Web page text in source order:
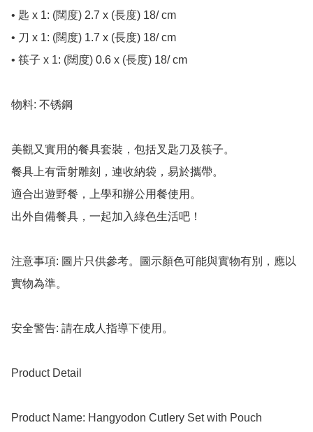
• 匙 x 1: (闊度) 2.7 x (長度) 18/ cm
• 刀 x 1: (闊度) 1.7 x (長度) 18/ cm
• 筷子 x 1: (闊度) 0.6 x (長度) 18/ cm
物料: 不锈鋼
美觀又實用的餐具套裝，包括叉匙刀及筷子。
餐具上有雷射雕刻，連收納袋，易於攜帶。
適合出遊野餐，上學和辦公用餐使用。
出外自備餐具，一起加入綠色生活吧！
注意事項: 圖片只供參考。圖示顏色可能與實物有別，應以
實物為準。
安全警告: 請在成人指導下使用。
Product Detail
Product Name: Hangyodon Cutlery Set with Pouch